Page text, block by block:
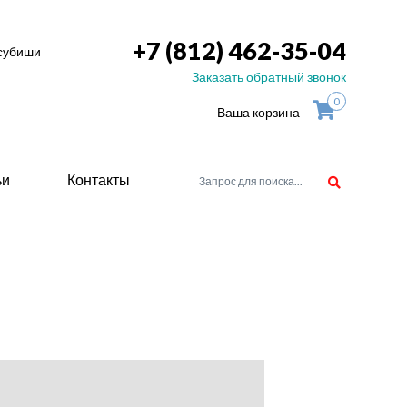
+7 (812) 462-35-04
Заказать обратный звонок
Ваша корзина
0
Контакты